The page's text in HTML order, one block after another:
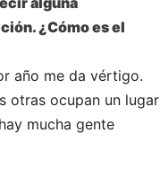
¿Cómo es el
año me da vértigo.
otras ocupan un lugar
mucha gente